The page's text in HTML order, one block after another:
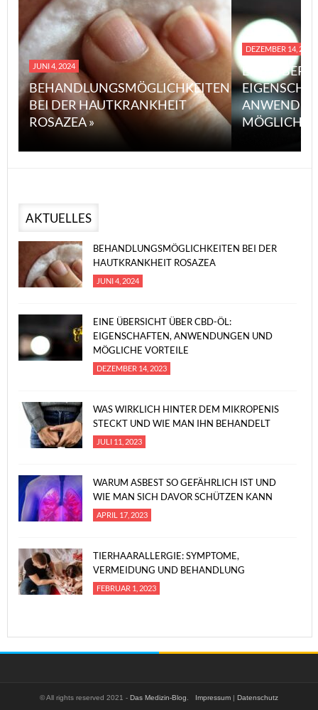
JUNI 4, 2024
BEHANDLUNGSMÖGLICHKEITEN
BEI DER HAUTKRANKHEIT
ROSAZEA »
DEZEMBER 14, 2023
EINE
MÖGLICHE
AKTUELLES
BEHANDLUNGSMÖGLICHKEITEN BEI DER
HAUTKRANKHEIT ROSAZEA
JUNI 4, 2024
EINE ÜBERSICHT ÜBER CBD-ÖL:
EIGENSCHAFTEN, ANWENDUNGEN UND
MÖGLICHE VORTEILE
DEZEMBER 14, 2023
WAS WIRKLICH HINTER DEM MIKROPENIS
STECKT UND WIE MAN IHN BEHANDELT
JULI 11, 2023
WARUM ASBEST SO GEFÄHRLICH IST UND
WIE MAN SICH DAVOR SCHÜTZEN KANN
APRIL 17, 2023
TIERHAARALLERGIE: SYMPTOME,
VERMEIDUNG UND BEHANDLUNG
FEBRUAR 1, 2023
© All rights reserved 2021 - Das Medizin-Blog Impressum | Datenschutz